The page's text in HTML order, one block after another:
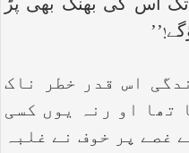
اس کی بھنک بھی پڑ
اس قدر خطر ناک
تھا او رنہ یوں کسی
غصے پر خوف نے غلبہ